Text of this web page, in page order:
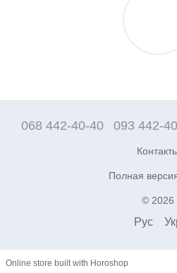
068 442-40-40 093 442-
Полная
© 2026
Рус
Online store built with Horoshop